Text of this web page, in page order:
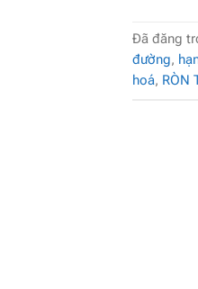
Đã đăng
đường,
hoá, RÒN